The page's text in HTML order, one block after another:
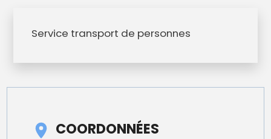
Service transport de personnes
COORDONNÉES